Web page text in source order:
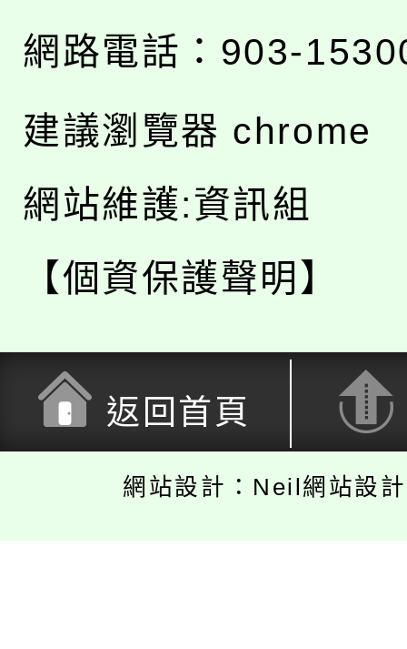
網路電話：903-
建議瀏覽器 chrome
網站維護:資訊組
【個資保護聲明】
返回首頁
網站設計：Neil網站設